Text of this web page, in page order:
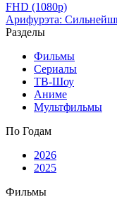
FHD (1080p)
Арифурэта:
Разделы
Фильмы
Сериалы
ТВ-Шоу
Аниме
Мультфильмы
По Годам
2026
2025
Фильмы